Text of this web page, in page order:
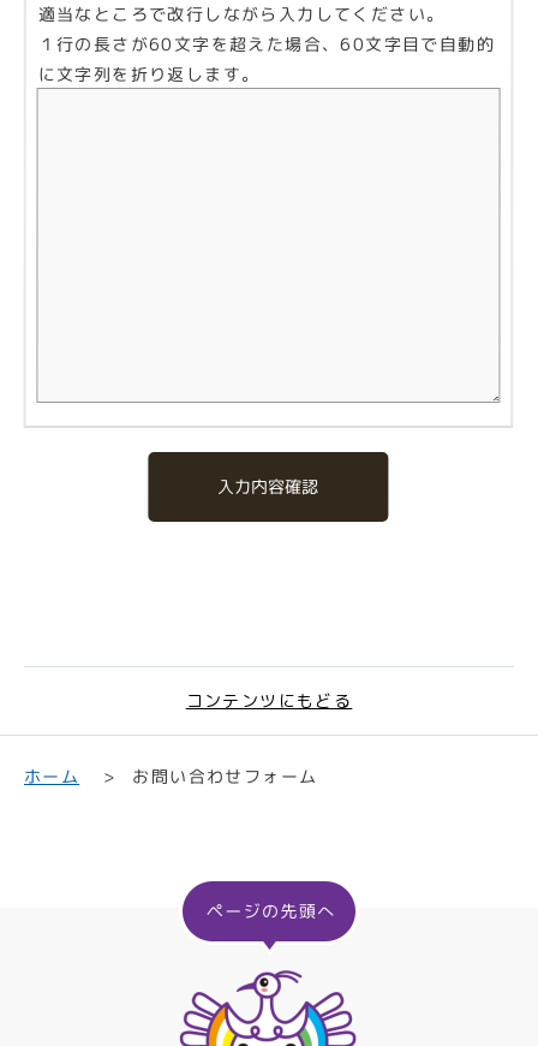
適当なところで改行しながら入力してください。
１行の長さが60文字を超えた場合、60文字目で自動的
に文字列を折り返します。
入力内容確認
コンテンツにもどる
ホーム お問い合わせフォーム